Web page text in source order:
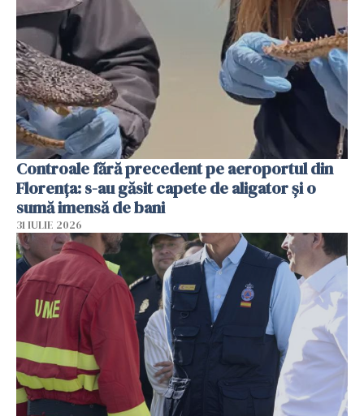
Controale fără precedent pe aeroportul din
Florența: s-au găsit capete de aligator și o
sumă imensă de bani
31 IULIE 2026